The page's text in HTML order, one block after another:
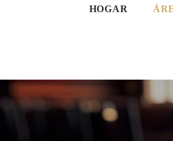
HOGAR